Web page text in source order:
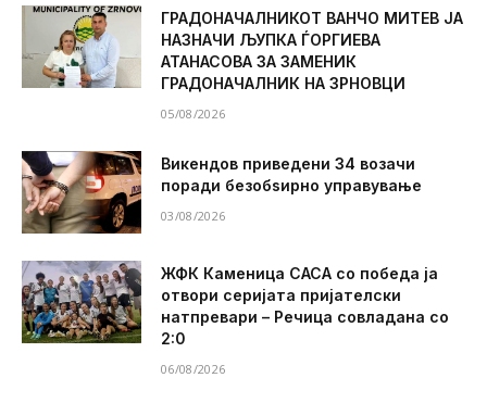
ГРАДОНАЧАЛНИКОТ ВАНЧО МИТЕВ ЈА
НАЗНАЧИ ЉУПКА ЃОРГИЕВА
АТАНАСОВА ЗА ЗАМЕНИК
ГРАДОНАЧАЛНИК НА ЗРНОВЦИ
05/08/2026
Викендов приведени 34 возачи
поради безобѕирно управување
03/08/2026
ЖФК Каменица САСА со победа ја
отвори серијата пријателски
натпревари – Речица совладана со
2:0
06/08/2026